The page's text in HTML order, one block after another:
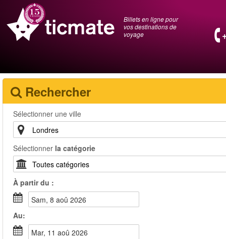
Billets en ligne pour
vos destinations de
voyage
Rechercher
Sélectionner une ville
Sélectionner la catégorie
À partir du :
sam, 8 aoû 2026
Au:
mar, 11 aoû 2026